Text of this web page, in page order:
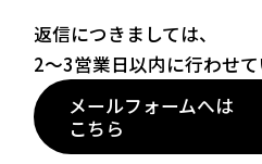
返信につきましては、
2〜3営業日以内に行わせて
メールフォームへは
こちら